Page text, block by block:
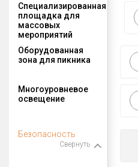
Специализированная
площадка для
массовых
мероприятий
Оборудованная
зона для пикника
Многоуровневое
освещение
Безопасность
Свернуть